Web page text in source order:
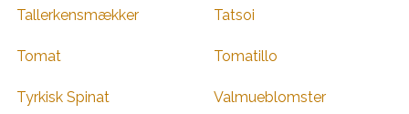
Tallerkensmækker Tatsoi
Tomat Tomatillo
Tyrkisk Spinat Valmueblomster